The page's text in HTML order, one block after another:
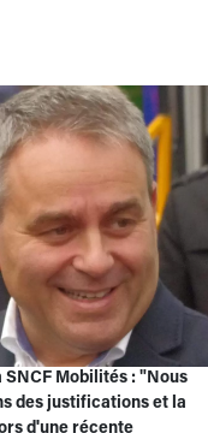
Mobilités : "Nous
des justifications et la
d'une récente